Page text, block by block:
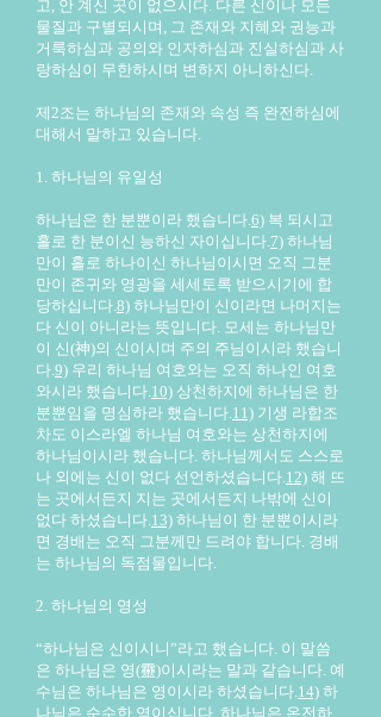
고, 안 계신 곳이 없으시다. 다른 신이나 모든
물질과 구별되시며, 그 존재와 지혜와 권능과
거룩하심과 공의와 인자하심과 진실하심과 사
랑하심이 무한하시며 변하지 아니하신다.
제2조는 하나님의 존재와 속성 즉 완전하심에
대해서 말하고 있습니다.
1. 하나님의 유일성
하나님은 한 분뿐이라 했습니다.6) 복 되시고
홀로 한 분이신 능하신 자이십니다.7) 하나님
만이 홀로 하나이신 하나님이시면 오직 그분
만이 존귀와 영광을 세세토록 받으시기에 합
당하십니다.8) 하나님만이 신이라면 나머지는
다 신이 아니라는 뜻입니다. 모세는 하나님만
이 신(神)의 신이시며 주의 주님이시라 했습니
다.9) 우리 하나님 여호와는 오직 하나인 여호
와시라 했습니다.10) 상천하지에 하나님은 한
분뿐임을 명심하라 했습니다.11) 기생 라합조
차도 이스라엘 하나님 여호와는 상천하지에
하나님이시라 했습니다. 하나님께서도 스스로
나 외에는 신이 없다 선언하셨습니다.12) 해 뜨
는 곳에서든지 지는 곳에서든지 나밖에 신이
없다 하셨습니다.13) 하나님이 한 분뿐이시라
면 경배는 오직 그분께만 드려야 합니다. 경배
는 하나님의 독점물입니다.
2. 하나님의 영성
“하나님은 신이시니”라고 했습니다. 이 말씀
은 하나님은 영(靈)이시라는 말과 같습니다. 예
수님은 하나님은 영이시라 하셨습니다.14) 하
나님은 순수한 영이십니다. 하나님은 온전하